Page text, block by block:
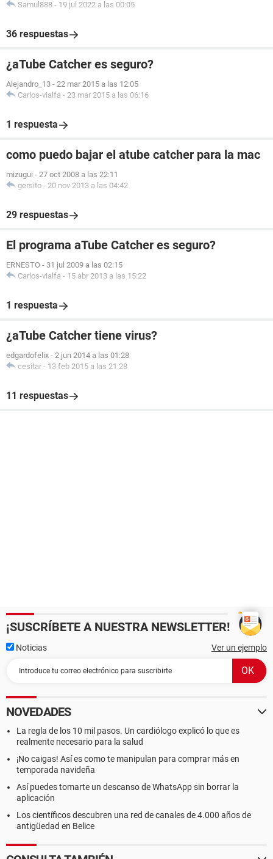
Samul888 - 19 jul 2022 a las 00:05
36 respuestas
¿aTube Catcher es seguro?
Alejandro_13 - 22 mar 2015 a las 12:05
Carlos-vialfa - 23 mar 2015 a las 06:16
1 respuesta
como puedo bajar el atube catcher para la mac
mizugui - 27 oct 2008 a las 22:11
gersito - 20 nov 2013 a las 04:42
29 respuestas
El programa aTube Catcher es seguro?
ERNESTO - 31 jul 2009 a las 02:15
Carlos-vialfa - 15 abr 2013 a las 15:22
1 respuesta
¿aTube Catcher tiene virus?
edgardofelix - 2 jun 2014 a las 01:28
cesitar - 13 feb 2015 a las 21:28
11 respuestas
¡SUSCRÍBETE A NUESTRA NEWSLETTER!
Noticias Ver un ejemplo
NOVEDADES
La regla de los 10 mil pasos. Un cardiólogo explicó lo que es
realmente necesario para la salud
¡No caigas! Así es como te manipulan para comprar más en
temporada navideña
Así puedes tomarte un descanso de WhatsApp sin borrar la
aplicación
Los científicos descubren una red de canales de 4.000 años de
antigüedad en Belice